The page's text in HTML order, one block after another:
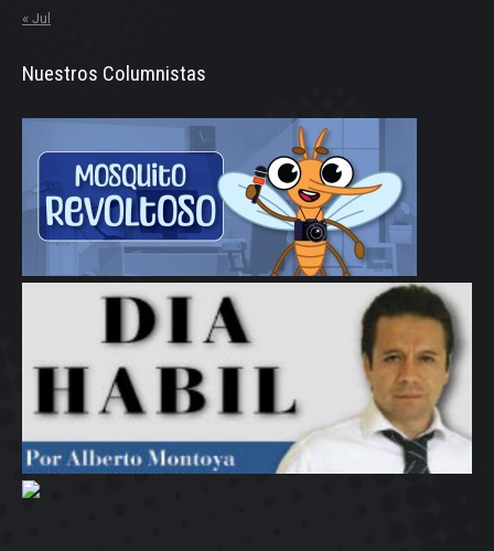
« Jul
Nuestros Columnistas